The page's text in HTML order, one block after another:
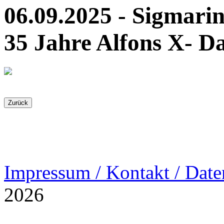
06.09.2025 -
35 Jahre Alfons X-
Impressum / Kontakt /
2026